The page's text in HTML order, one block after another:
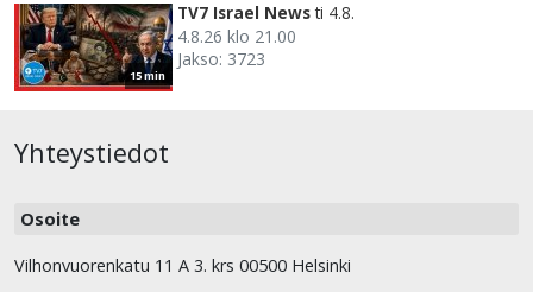
15 min
TV7 Israel News ti 4.8.
4.8.26 klo 21.00
Jakso: 3723
Yhteystiedot
Osoite
Vilhonvuorenkatu 11 A 3. krs 00500 Helsinki